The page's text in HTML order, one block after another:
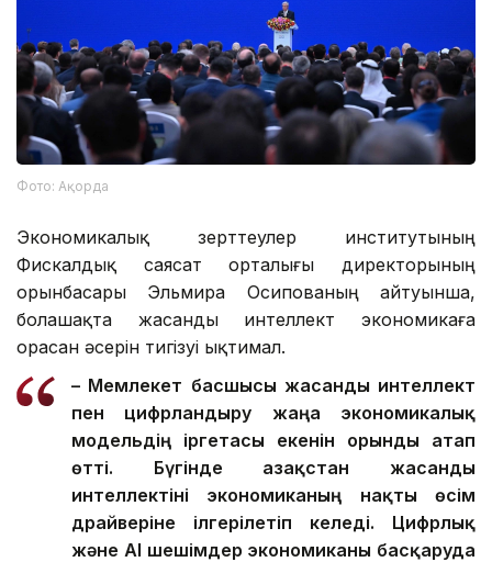
Фото: Ақорда
Экономикалық зерттеулер институтының
Фискалдық саясат орталығы директорының
орынбасары Эльмира Осипованың айтуынша,
болашақта жасанды интеллект экономикаға
орасан әсерін тигізуі ықтимал.
– Мемлекет басшысы жасанды интеллект
пен цифрландыру жаңа экономикалық
модельдің іргетасы екенін орынды атап
өтті. Бүгінде Қазақстан жасанды
интеллектіні экономиканың нақты өсім
драйверіне ілгерілетіп келеді. Цифрлық
және AI шешімдер экономиканы басқаруда